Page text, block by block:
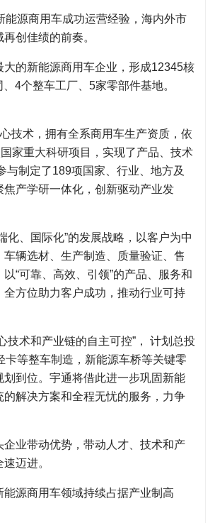
源商用车成功运营经验，海内外市
创佳绩的前奏。
的新能源商用车企业，形成12345核
4个整车工厂、5家零部件基地。
技术，拥有全系商用车生产资质，依
家重大科研项目，实现了产品、技术
制定了189项国家、行业、地方及
产学研一体化，创新驱动产业发
化、国际化”的发展战略，以客户为中
辆选材、生产制造、质量验证、售
“可靠、高效、引领”的产品、服务和
方位助力客户成功，推动行业可持
技术和产业链的自主可控”， 计划总投
等整车制造，新能源车桥等关键零
到位。宇通将借此进一步巩固新能
解决方案和全程无忧的服务，力争
业带动优势，带动人才、技术和产
迈进。
源商用车领域持续占据产业制高